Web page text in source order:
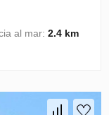
al mar:2.4 km